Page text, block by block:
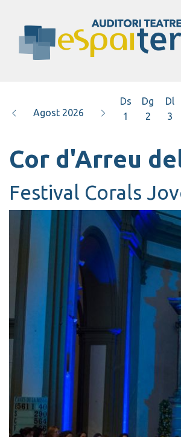
Agost 2026
Ds
1
Dg
2
Dl
3
Cor d'Arreu
Festival Corals